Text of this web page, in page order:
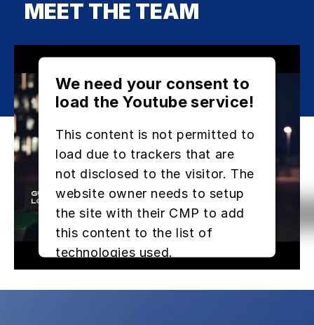
MEET THE TEAM
We need your consent to
load the Youtube service!
This content is not permitted to
load due to trackers that are
not disclosed to the visitor. The
website owner needs to setup
the site with their CMP to add
this content to the list of
technologies used.